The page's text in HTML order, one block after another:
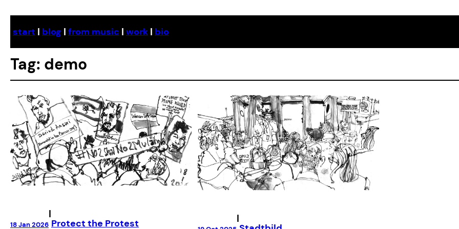
content
start | blog | from music | work | bio
Tag: demo
18 Jan 2026
|
Protect the Protest |